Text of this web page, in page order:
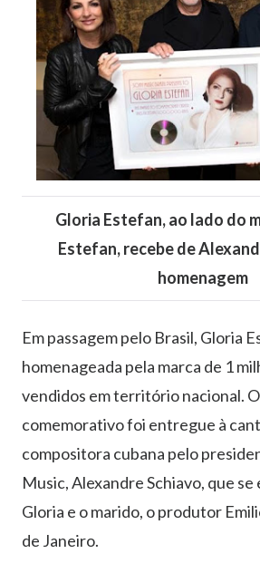
Gloria Estefan, ao lado do
Estefan, recebe de
homenagem
Em passagem pelo Brasil, Gloria
homenageada pela marca de 1
vendidos em território nacional.
comemorativo foi entregue à
compositora cubana pelo
Music, Alexandre Schiavo, que
Gloria e o marido, o produtor
de Janeiro.